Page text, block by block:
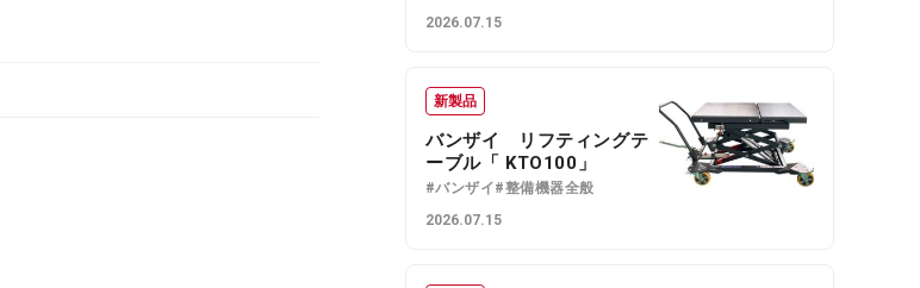
2026.07.15
新製品
バンザイ リフティングテ
ーブル「 KTO100」
#バンザイ#整備機器全般
2026.07.15